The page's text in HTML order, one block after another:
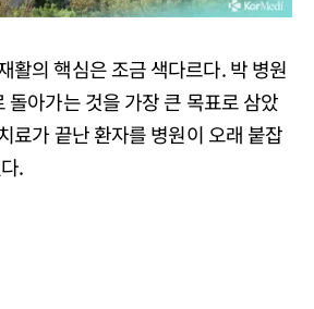
활의 핵심은 조금 색다르다. 박 병원
돌아가는 것을 가장 큰 목표로 삼았
료가 끝난 환자를 병원이 오래 붙잡
.